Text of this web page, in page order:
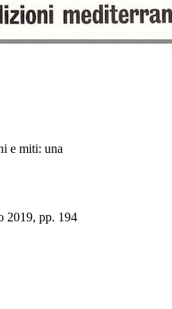
e miti: una
2019, pp. 194